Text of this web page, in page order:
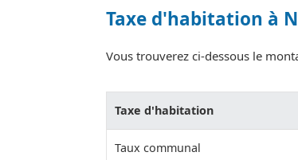
Taxe d'habitation à
Vous trouverez ci-dessous le
Taxe d'habitation
Taux communal